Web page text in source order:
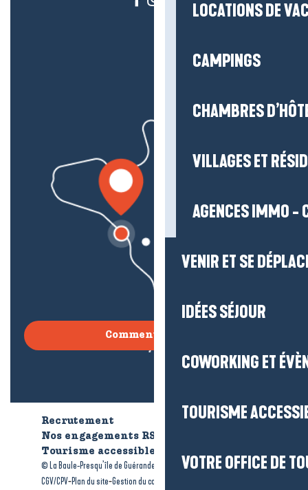
LOCATIONS DE
CAMPINGS
CHAMBRES
VILLAGES ET
AGENCES IMMO -
VENIR ET SE
IDÉES SÉJOUR
COWORKING ET
TOURISME
VOTRE OFFICE DE
Comment venir ?
Recrutement
Qui sommes-nous ?
Nos engagements RSE
Tourisme accessible
© La Baule-Presqu’île de Guérande tourisme-Mentions légales-
CGV/CPV-Plan du site-Gestion du consentement